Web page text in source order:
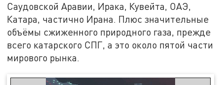
Саудовской Аравии, Ирака, Кувейта, ОАЭ,
Катара, частично Ирана. Плюс значительные
объёмы сжиженного природного газа, прежде
всего катарского СПГ, а это около пятой части
мирового рынка.